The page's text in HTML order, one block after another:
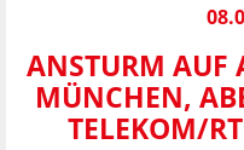
ANSTURM AUF
MÜNCHEN,
TELEKOM/